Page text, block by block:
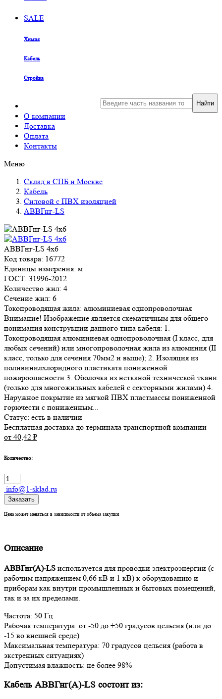
SALE
Химия
Кабель
Стройка
О компании
Доставка
Оплата
Контакты
Найти
Меню
Склад в СПБ и Москве
Кабель
Силовой с ПВХ изоляцией
АВВГнг-LS
АВВГнг-LS 4х6
Код товара: 16772
Единицы измерения: м
ГОСТ: 31996-2012
Количество жил: 4
Сечение жил: 6
Токопроводящая жила: алюминиевая однопроволочная
Внимание! Изображение является схематичным для общего
понимания конструкции данного типа кабеля: 1.
Токопроводящая алюминиевая однопроволочная (I класс, для
любых сечений) или многопроволочная жила из алюминия (II
класс, только для сечения 70мм2 и выше); 2. Изоляция из
поливинилхлоридного пластиката пониженной
пожароопасности 3. Оболочка из нетканой технической ткани
(только для многожильных кабелей с секторными жилами) 4.
Наружное покрытие из мягкой ПВХ пластмассы пониженной
горючести с пониженным...
Статус: есть в наличии
Бесплатная доставка до терминала транспортной компании
от 40,42 ₽
Количество:
info@1-sklad.ru
Заказать
Цена может меняться в зависимости от объема закупки
Описание
АВВГнг(А)-LS используется для проводки электроэнергии (с
рабочим напряжением 0,66 кВ и 1 кВ) к оборудованию и
приборам как внутри промышленных и бытовых помещений,
так и за их пределами.
Частота: 50 Гц
Рабочая температура: от -50 до +50 градусов цельсия (или до
-15 во внешней среде)
Максимальная температура: 70 градусов цельсия (работа в
экстренных ситуациях)
Допустимая влажность: не более 98%
Кабель АВВГнг(А)-LS состоит из: